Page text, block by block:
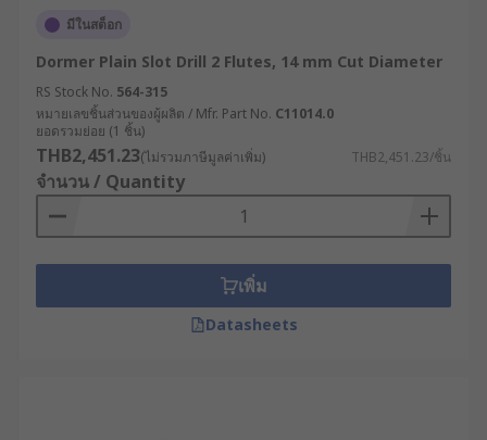
มีในสต็อก
Dormer Plain Slot Drill 2 Flutes, 14 mm Cut Diameter
RS Stock No. 564-315
หมายเลขชิ้นส่วนของผู้ผลิต / Mfr. Part No. C11014.0
ยอดรวมย่อย (1 ชิ้น)
THB2,451.23(ไม่รวมภาษีมูลค่าเพิ่ม) THB2,451.23/ชิ้น
จำนวน / Quantity
เพิ่ม
Datasheets